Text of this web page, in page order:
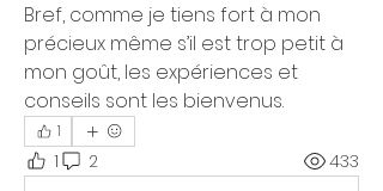
Bref, comme je tiens fort à mon
précieux même s’il est trop petit à
mon goût, les expériences et
conseils sont les bienvenus.
1
1 2 433